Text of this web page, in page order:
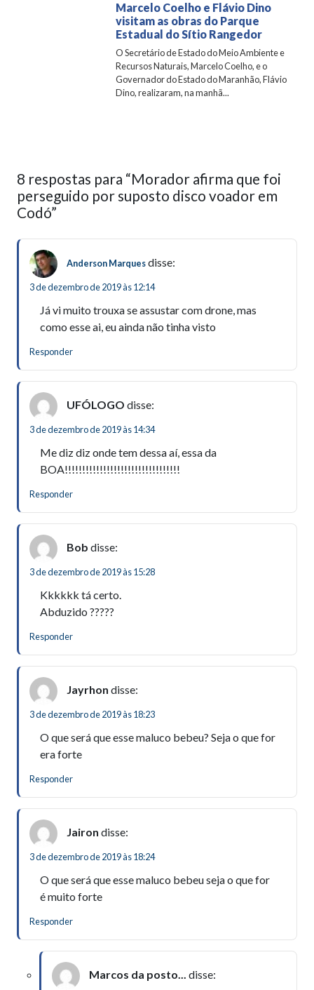
Marcelo Coelho e Flávio Dino
visitam as obras do Parque
Estadual do Sítio Rangedor
O Secretário de Estado do Meio Ambiente e
Recursos Naturais, Marcelo Coelho, e o
Governador do Estado do Maranhão, Flávio
Dino, realizaram, na manhã...
8 respostas para “Morador afirma que foi
perseguido por suposto disco voador em
Codó”
Anderson Marquesdisse:
3 de dezembro de 2019 às 12:14
Já vi muito trouxa se assustar com drone, mas
como esse ai, eu ainda não tinha visto
Responder
UFÓLOGO disse:
3 de dezembro de 2019 às 14:34
Me diz diz onde tem dessa aí, essa da
BOA!!!!!!!!!!!!!!!!!!!!!!!!!!!!!!!!!
Responder
Bob disse:
3 de dezembro de 2019 às 15:28
Kkkkkk tá certo.
Abduzido ?????
Responder
Jayrhon disse:
3 de dezembro de 2019 às 18:23
O que será que esse maluco bebeu? Seja o que for
era forte
Responder
Jairon disse:
3 de dezembro de 2019 às 18:24
O que será que esse maluco bebeu seja o que for
é muito forte
Responder
Marcos da posto... disse: